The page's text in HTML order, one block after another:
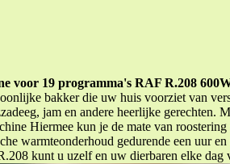
voor 19 programma's RAF R.208
bakker die uw huis voorziet van
jam en andere heerlijke gerechten.
Hiermee kun je de mate van
warmteonderhoud gedurende een uur
kunt u uzelf en uw dierbaren elke dag